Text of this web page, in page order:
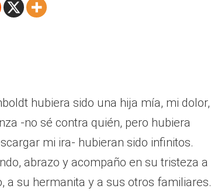
hubiera sido una hija mía, mi dolor,
-no sé contra quién, pero hubiera
mi ira- hubieran sido infinitos.
abrazo y acompaño en su tristeza a
a su hermanita y a sus otros familiares.